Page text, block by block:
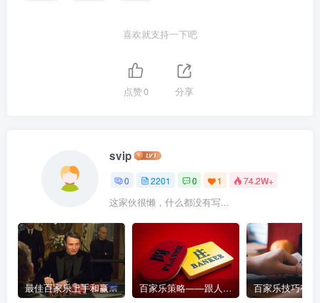
喜欢就支持一下吧
点赞0 分享
svip
0 2201 0 1 74.2W+
这家伙很懒，什么都没有写...
最佳百家乐上手和赢钱指南 – 终极版 百家乐策略——跟人胜过跟路